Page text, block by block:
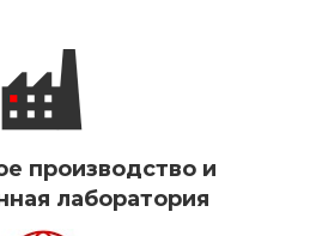
производство и
лаборатория